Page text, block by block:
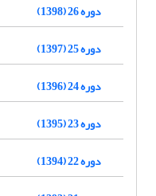
دوره 26 (1398)
دوره 25 (1397)
دوره 24 (1396)
دوره 23 (1395)
دوره 22 (1394)